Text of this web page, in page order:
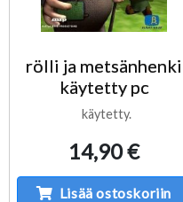
rölli ja metsänhenki
käytetty pc
käytetty.
14,90 €
Lisää ostoskoriin